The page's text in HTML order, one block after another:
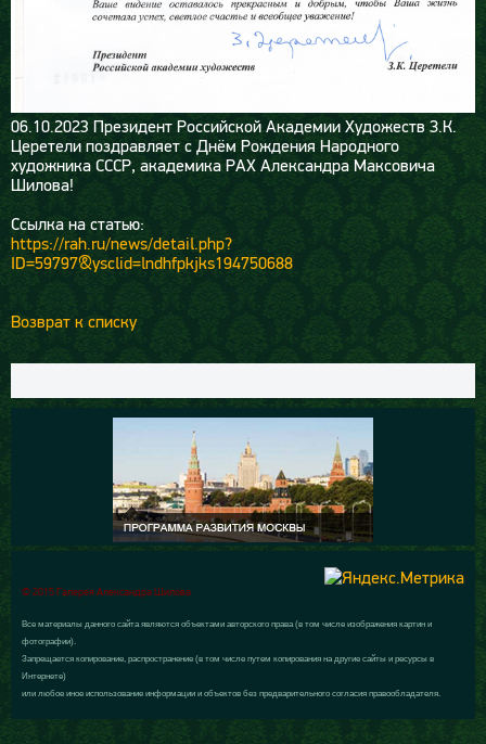
06.10.2023 Президент Российской Академии Художеств З.К.
Церетели поздравляет с Днём Рождения Народного
художника СССР, академика РАХ Александра Максовича
Шилова!
Ссылка на статью:
https://rah.ru/news/detail.php?
ID=59797&ysclid=lndhfpkjks194750688
Возврат к списку
© 2015 Галерея Александра Шилова
Все материалы данного сайта являются объектами авторского права (в том числе изображения картин и
фотографии).
Запрещается копирование, распространение (в том числе путем копирования на другие сайты и ресурсы в
Интернете)
или любое иное использование информации и объектов без предварительного согласия правообладателя.